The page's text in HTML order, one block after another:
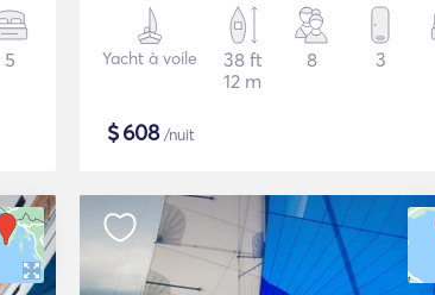
5 Yacht à voile
38 ft
12 m
8 3
$608/nuit